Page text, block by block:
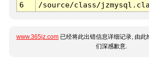
6
/source/class/
www.365jz.com 已经将此出错信息详细记录, 由
们深感歉意.